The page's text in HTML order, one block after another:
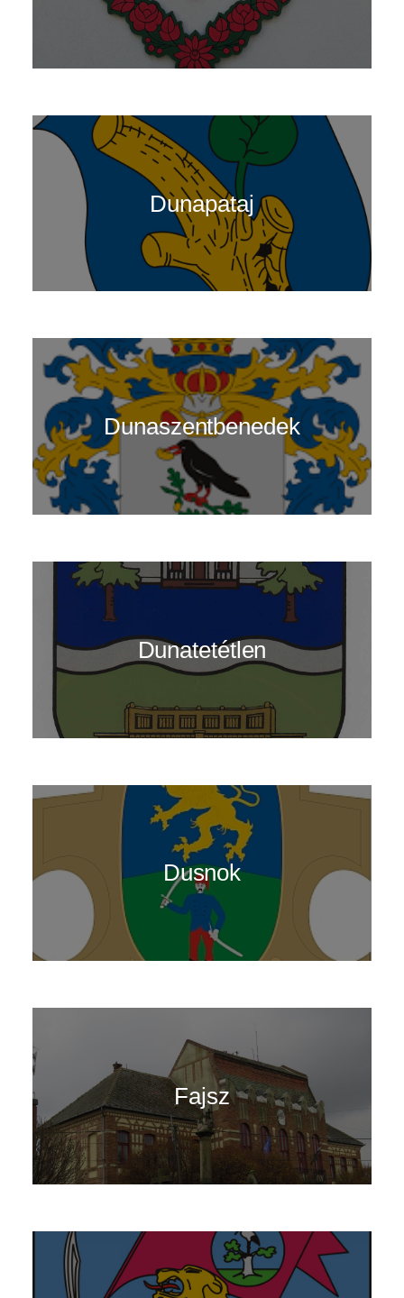
Dunapataj
Dunaszentbenedek
Dunatetétlen
Dusnok
Fajsz